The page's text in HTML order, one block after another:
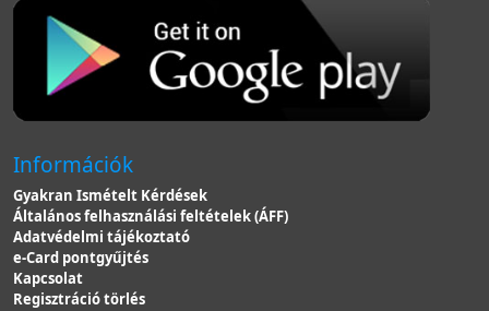
Információk
Gyakran Ismételt Kérdések
Általános felhasználási feltételek (ÁFF)
Adatvédelmi tájékoztató
e-Card pontgyűjtés
Kapcsolat
Regisztráció törlés